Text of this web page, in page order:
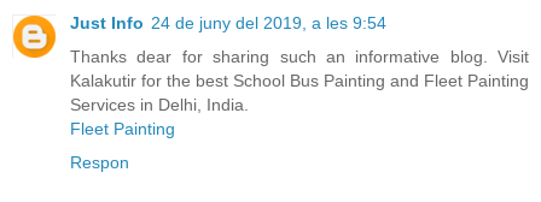
Just Info 24 de juny del 2019, a les 9:54
Thanks dear for sharing such an informative blog. Visit
Kalakutir for the best School Bus Painting and Fleet Painting
Services in Delhi, India.
Fleet Painting
Respon